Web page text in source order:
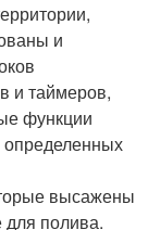
и
и таймеров,
функции
определенных
высажены
для полива.